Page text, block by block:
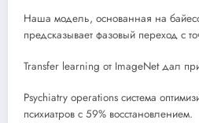
Наша модель, основанная на
предсказывает фазовый переход с
Transfer learning от ImageNet дал
Psychiatry operations система
психиатров с 59% восстановлением.